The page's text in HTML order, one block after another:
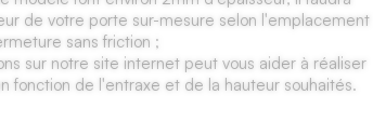
de votre porte sur-mesure selon l'emplacement
sans friction ;
sur notre site internet peut vous aider à réaliser
fonction de l'entraxe et de la hauteur souhaités.